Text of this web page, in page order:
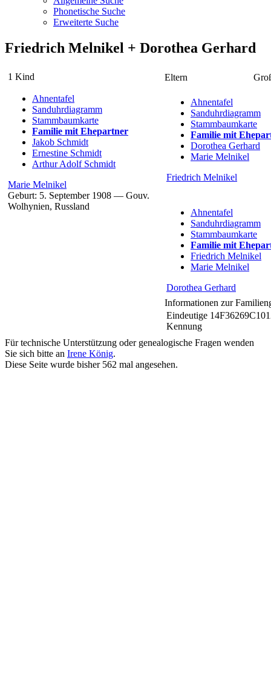
Phonetische Suche
Erweiterte Suche
Friedrich Melnikel + Dorothea Gerhard
1 Kind
Ahnentafel
Sanduhrdiagramm
Stammbaumkarte
Familie mit Ehepartner
Jakob Schmidt
Ernestine Schmidt
Arthur Adolf Schmidt
Marie Melnikel
Geburt: 5. September 1908 — Gouv.
Wolhynien, Russland
Eltern
Ahnentafel
Sanduhrdiagramm
Stammbaumkarte
Familie mit
Dorothea Gerhard
Marie Melnikel
Friedrich Melnikel
Ahnentafel
Sanduhrdiagramm
Stammbaumkarte
Familie mit
Friedrich Melnikel
Marie Melnikel
Dorothea Gerhard
Informationen zur
Eindeutige
Kennung
Für technische Unterstützung oder genealogische Fragen wenden
Sie sich bitte an Irene König.
Diese Seite wurde bisher 562 mal angesehen.